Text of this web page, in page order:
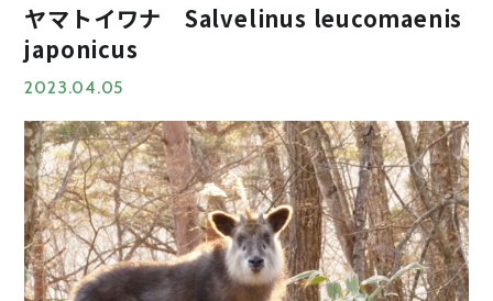
ヤマトイワナ Salvelinus leucomaenis
japonicus
2023.04.05